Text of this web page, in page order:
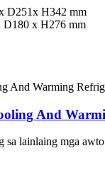
D251x H342 mm
D180 x H276 mm
And
sa lainlaing mga